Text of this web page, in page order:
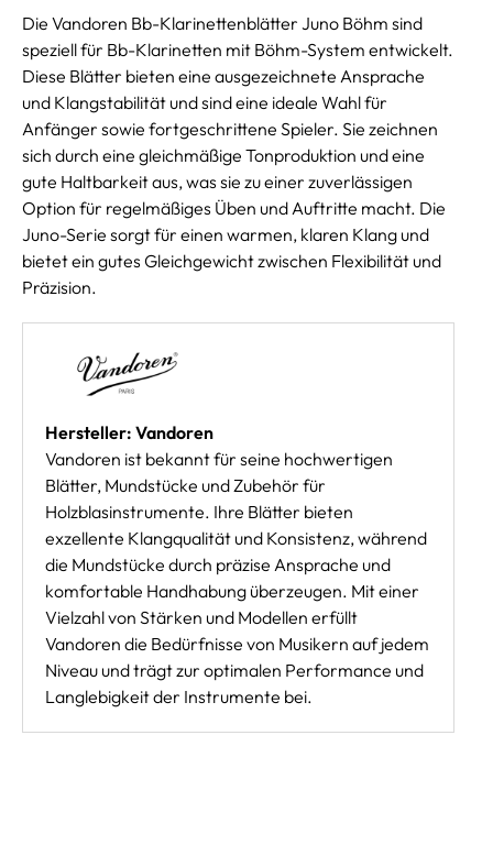
Die Vandoren Bb-Klarinettenblätter Juno Böhm sind
speziell für Bb-Klarinetten mit Böhm-System entwickelt.
Diese Blätter bieten eine ausgezeichnete Ansprache
und Klangstabilität und sind eine ideale Wahl für
Anfänger sowie fortgeschrittene Spieler. Sie zeichnen
sich durch eine gleichmäßige Tonproduktion und eine
gute Haltbarkeit aus, was sie zu einer zuverlässigen
Option für regelmäßiges Üben und Auftritte macht. Die
Juno-Serie sorgt für einen warmen, klaren Klang und
bietet ein gutes Gleichgewicht zwischen Flexibilität und
Präzision.
Hersteller: Vandoren
Vandoren ist bekannt für seine hochwertigen
Blätter, Mundstücke und Zubehör für
Holzblasinstrumente. Ihre Blätter bieten
exzellente Klangqualität und Konsistenz, während
die Mundstücke durch präzise Ansprache und
komfortable Handhabung überzeugen. Mit einer
Vielzahl von Stärken und Modellen erfüllt
Vandoren die Bedürfnisse von Musikern auf jedem
Niveau und trägt zur optimalen Performance und
Langlebigkeit der Instrumente bei.